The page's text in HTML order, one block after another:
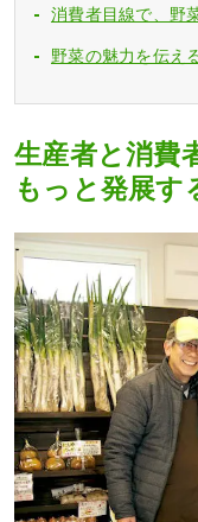
消費者目線で、野
野菜の魅力を伝え
生産者と消費
もっと発展す